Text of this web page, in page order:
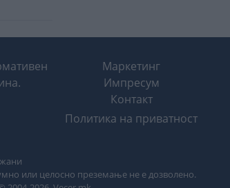
Маркетинг
Импресум
Контакт
Политика на приватност
или целосно преземање не е дозволено.